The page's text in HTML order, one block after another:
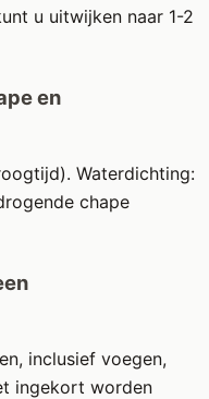
u uitwijken naar 1-2
en
Waterdichting:
chape
inclusief voegen,
ingekort worden